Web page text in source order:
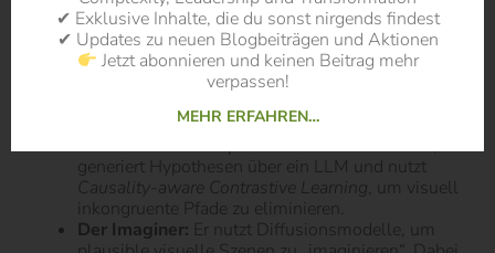
Inkonsistenzen korrigiert.
Ein fortgeschrittener multimodaler Ansatz ist das
, das die menschliche Interaktion
Der Reasoner:Er operiert im verbalen Bereich,
generiert Hypothesen über ein LLM und nutzt
Causality-aware Contrastive Learning, um visuell
inkongruente Pfade zu eliminieren.
Der Imaginer: Er nutzt Diffusionsmodelle, um
✔ Exklusive Inhalte, die du sonst nirgends findest
✔ Updates zu neuen Blogbeiträgen und Aktionen
Jetzt abonnieren und keinen Beitrag mehr
verpassen!
MEHR ERFAHREN…